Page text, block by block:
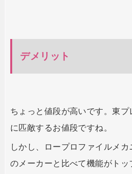
デメリット
ちょっと値段が高いです。東
に匹敵するお値段ですね。
しかし、ロープロファイルメ
のメーカーと比べて機能がトッ